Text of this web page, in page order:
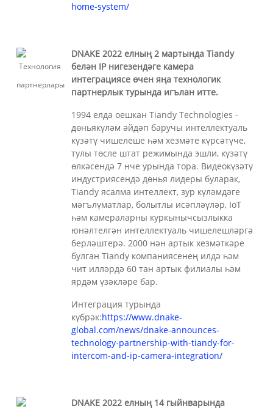
home-system/
DNAKE 2022 елның 2 мартында Tiandy
белән IP нигезендәге камера
интеграциясе өчен яңа технологик
партнерлык турында игълан итте.
1994 елда оешкан Tiandy Technologies -
дөньякүләм әйдәп баручы интеллектуаль
күзәтү чишелеше һәм хезмәте күрсәтүче,
тулы төсле штат режимында эшли, күзәтү
өлкәсендә 7 нче урында тора. Видеокүзәтү
индустриясендә дөнья лидеры буларак,
Tiandy ясалма интеллект, зур күләмдәге
мәгълүматлар, болытлы исәпләүләр, IoT
һәм камераларны куркынычсызлыкка
юнәлтелгән интеллектуаль чишелешләргә
берләштерә. 2000 нән артык хезмәткәре
булган Tiandy компаниясенең илдә һәм
чит илләрдә 60 тан артык филиалы һәм
ярдәм үзәкләре бар.
Интеграция турында
күбрәк:https://www.dnake-
global.com/news/dnake-announces-
technology-partnership-with-tiandy-for-
intercom-and-ip-camera-integration/
DNAKE 2022 елның 14 гыйнварында